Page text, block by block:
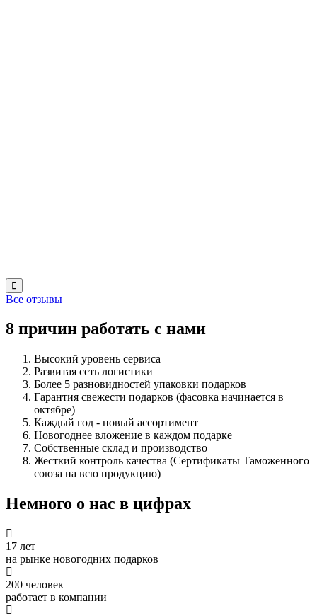
Все отзывы
8 причин работать с нами
Высокий уровень сервиса
Развитая сеть логистики
Более 5 разновидностей упаковки подарков
Гарантия свежести подарков (фасовка начинается в
октябре)
Каждый год - новый ассортимент
Новогоднее вложение в каждом подарке
Собственные склад и производство
Жесткий контроль качества (Сертификаты Таможенного
союза на всю продукцию)
Немного о нас в цифрах
17 лет
на рынке новогодних подарков
200 человек
работает в компании